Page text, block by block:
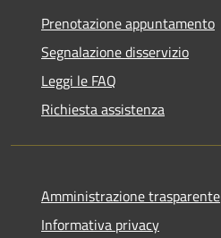
Prenotazione appuntamento
Segnalazione disservizio
Leggi le FAQ
Richiesta assistenza
Amministrazione trasparente
Informativa privacy